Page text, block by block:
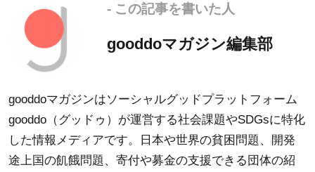
- この記事を書いた人
gooddoマガジン編集部
gooddoマガジンはソーシャルグッドプラットフォーム
gooddo（グッドゥ）が運営する社会課題やSDGsに特化
した情報メディアです。日本や世界の貧困問題、開発
途上国の飢餓問題、寄付や募金の支援できる団体の紹